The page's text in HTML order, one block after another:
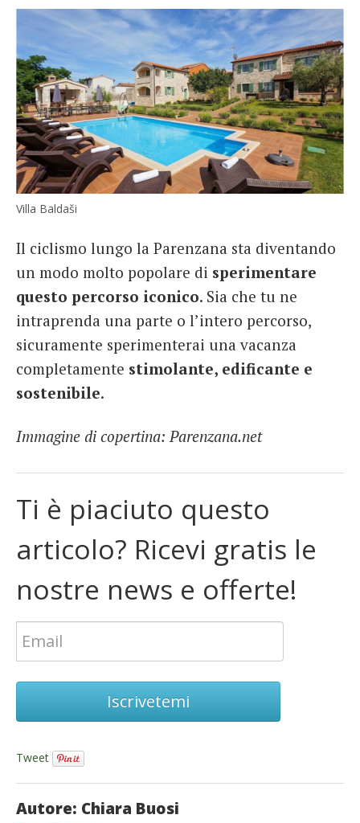
Villa Baldaši
Il ciclismo lungo la Parenzana sta diventando
un modo molto popolare di sperimentare
questo percorso iconico. Sia che tu ne
intraprenda una parte o l’intero percorso,
sicuramente sperimenterai una vacanza
completamente stimolante, edificante e
sostenibile.
Immagine di copertina: Parenzana.net
Ti è piaciuto questo
articolo? Ricevi gratis le
nostre news e offerte!
Iscrivetemi
Tweet
Autore: Chiara Buosi